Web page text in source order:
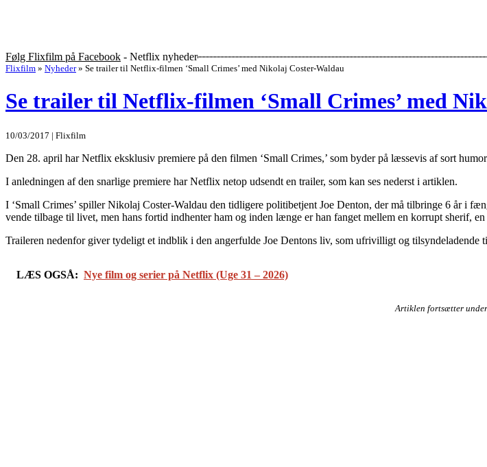
Følg Flixfilm på Facebook - Netflix nyheder
Flixfilm » Nyheder » Se trailer til Netflix-filmen ‘Small Crimes’ med Nikolaj Coster-Waldau
Se trailer til Netflix-filmen ‘Small Crimes’ med
10/03/2017 | Flixfilm
Den 28. april har Netflix eksklusiv premiere på den filmen ‘Small Crimes,’ som byder på læssevis af sort
I anledningen af den snarlige premiere har Netflix netop udsendt en trailer, som kan ses nederst i artiklen.
I ‘Small Crimes’ spiller Nikolaj Coster-Waldau den tidligere politibetjent Joe Denton, der må tilbringe 6 år i
vende tilbage til livet, men hans fortid indhenter ham og inden længe er han fanget mellem en korrupt sherif,
Traileren nedenfor giver tydeligt et indblik i den angerfulde Joe Dentons liv, som ufrivilligt og
LÆS OGSÅ: Nye film og serier på Netflix (Uge 31 – 2026)
Artiklen fortsætter